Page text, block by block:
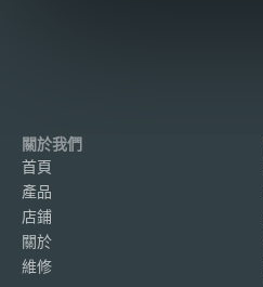
關於我們
首頁
產品
店鋪
關於
維修